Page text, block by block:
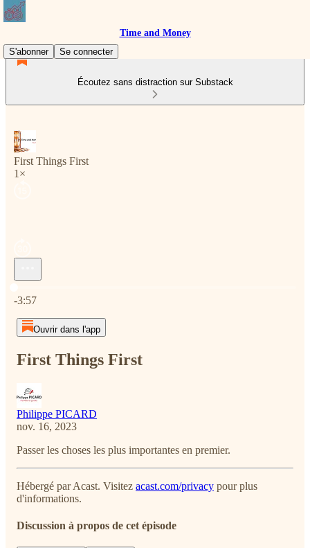
Time and Money
S'abonner
Se connecter
Écoutez sans distraction sur Substack
First Things First
1×
-3:57
Ouvrir dans l'app
First Things First
Philippe PICARD
nov. 16, 2023
Passer les choses les plus importantes en premier.
Hébergé par Acast. Visitez acast.com/privacy pour plus
d'informations.
Discussion à propos de cet épisode